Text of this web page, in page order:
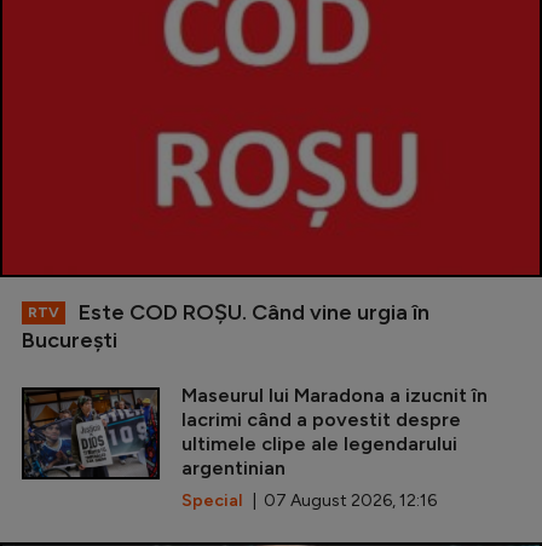
RTV
Este COD ROŞU. Când vine urgia în
Bucureşti
Maseurul lui Maradona a izucnit în
lacrimi când a povestit despre
ultimele clipe ale legendarului
argentinian
Special | 07 August 2026, 12:16